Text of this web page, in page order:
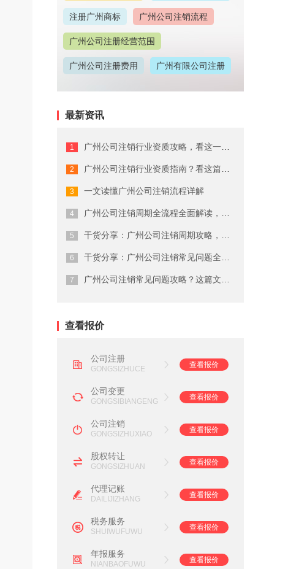
注册广州商标 广州公司注销流程
广州公司注册经营范围
广州公司注册费用 广州有限公司注册
广州公司注册地址
广州代理记账收费情况
广州商标注册费用有哪些
广州代理公司注册注意事项
在广州注册商标的流程及费用
广州劳务派遣资质申请流程
广州营业执照注销流程
广州会计代理记账公司
最新资讯
广州公司注销行业资质攻略，看这一篇就...
广州公司注销行业资质指南？看这篇就够...
一文读懂广州公司注销流程详解
广州公司注销周期全流程全面解读，终于...
干货分享：广州公司注销周期攻略，建议...
干货分享：广州公司注销常见问题全流程...
广州公司注销常见问题攻略？这篇文章说...
查看报价
公司注册
GONGSIZHUCE
查看报价
公司变更
GONGSIBIANGENG
查看报价
公司注销
GONGSIZHUXIAO
查看报价
股权转让
GONGSIZHUAN
查看报价
代理记账
DAILIJIZHANG
查看报价
税务服务
SHUIWUFUWU
查看报价
年报服务
NIANBAOFUWU
查看报价